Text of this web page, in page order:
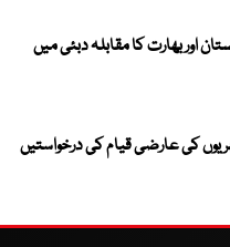
کپ 2026، پاکستان اور بھارت کا مقابلہ دبئی میں
کی عارضی قیام کی درخواستیں